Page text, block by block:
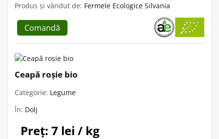
Produs și vândut de: Fermele Ecologice Silvania
Comandă
Ceapă roșie bio
Categorie: Legume
În: Dolj
Preț: 7 lei / kg